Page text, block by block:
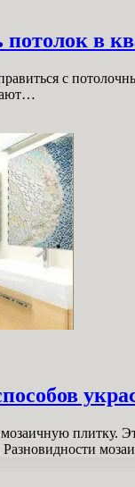
в
с
плитку.
Разновидности